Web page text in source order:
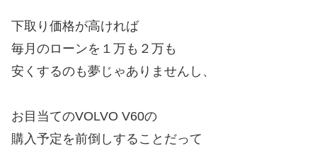
下取り価格が高ければ
毎月のローンを１万も２万も
安くするのも夢じゃありませんし、
お目当てのVOLVO V60の
購入予定を前倒しすることだって